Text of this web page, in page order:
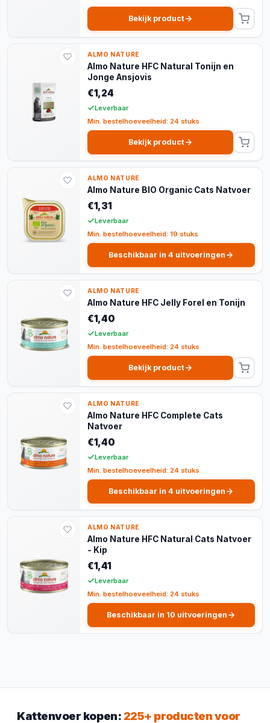
Bekijk product
ALMO NATURE
Almo Nature HFC Natural Tonijn en
Jonge Ansjovis
€1,24
Leverbaar
Min. bestelhoeveelheid: 24 stuks
Bekijk product
ALMO NATURE
Almo Nature BIO Organic Cats Natvoer
€1,31
Leverbaar
Min. bestelhoeveelheid: 19 stuks
Beschikbaar in 4 uitvoeringen
ALMO NATURE
Almo Nature HFC Jelly Forel en Tonijn
€1,40
Leverbaar
Min. bestelhoeveelheid: 24 stuks
Bekijk product
ALMO NATURE
Almo Nature HFC Complete Cats
Natvoer
€1,40
Leverbaar
Min. bestelhoeveelheid: 24 stuks
Beschikbaar in 4 uitvoeringen
ALMO NATURE
Almo Nature HFC Natural Cats Natvoer
- Kip
€1,41
Leverbaar
Min. bestelhoeveelheid: 24 stuks
Beschikbaar in 10 uitvoeringen
Kattenvoer kopen: 225+ producten voor